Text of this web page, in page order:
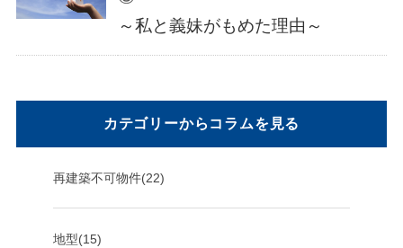
～私と義妹がもめた理由～
カテゴリーからコラムを見る
再建築不可物件(22)
地型(15)